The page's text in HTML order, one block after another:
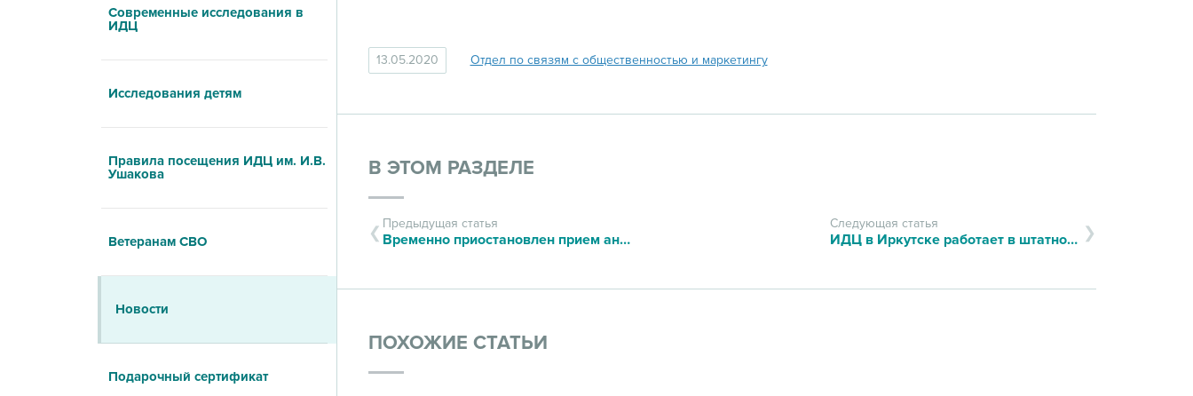
Современные исследования в
ИДЦ
Исследования детям
Правила посещения ИДЦ им. И.В.
Ушакова
Ветеранам СВО
Новости
Подарочный сертификат
13.05.2020 Отдел по связям с общественностью и маркетингу
В ЭТОМ РАЗДЕЛЕ
Предыдущая статья
Временно приостановлен прием анализов
Следующая статья
ИДЦ в Иркутске работает в штатном режиме
ПОХОЖИЕ СТАТЬИ